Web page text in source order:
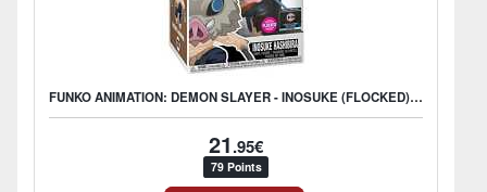
FUNKO ANIMATION: DEMON SLAYER - INOSUKE (FLOCKED) - US EXCLUSIVE
21.95€
79 Points